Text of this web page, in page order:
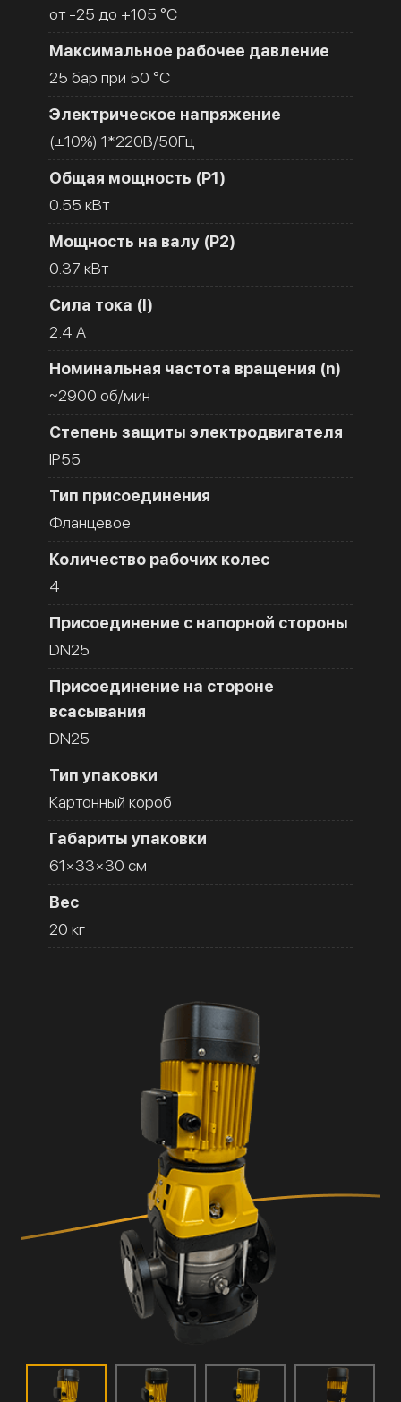
от -25 до +105 °C
Максимальное рабочее давление
25 бар при 50 °C
Электрическое напряжение
(±10%) 1*220В/50Гц
Общая мощность (Р1)
0.55 кВт
Мощность на валу (Р2)
0.37 кВт
Сила тока (I)
2.4 A
Номинальная частота вращения (n)
~2900 об/мин
Степень защиты электродвигателя
IP55
Тип присоединения
Фланцевое
Количество рабочих колес
4
Присоединение с напорной стороны
DN25
Присоединение на стороне
всасывания
DN25
Тип упаковки
Картонный короб
Габариты упаковки
61×33×30 см
Вес
20 кг